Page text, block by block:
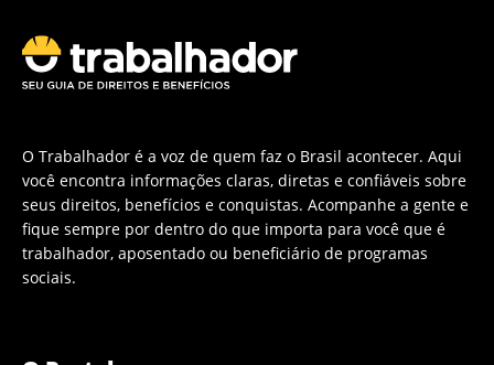
O Trabalhador é a voz de quem faz o Brasil acontecer. Aqui
você encontra informações claras, diretas e confiáveis sobre
seus direitos, benefícios e conquistas. Acompanhe a gente e
fique sempre por dentro do que importa para você que é
trabalhador, aposentado ou beneficiário de programas
sociais.